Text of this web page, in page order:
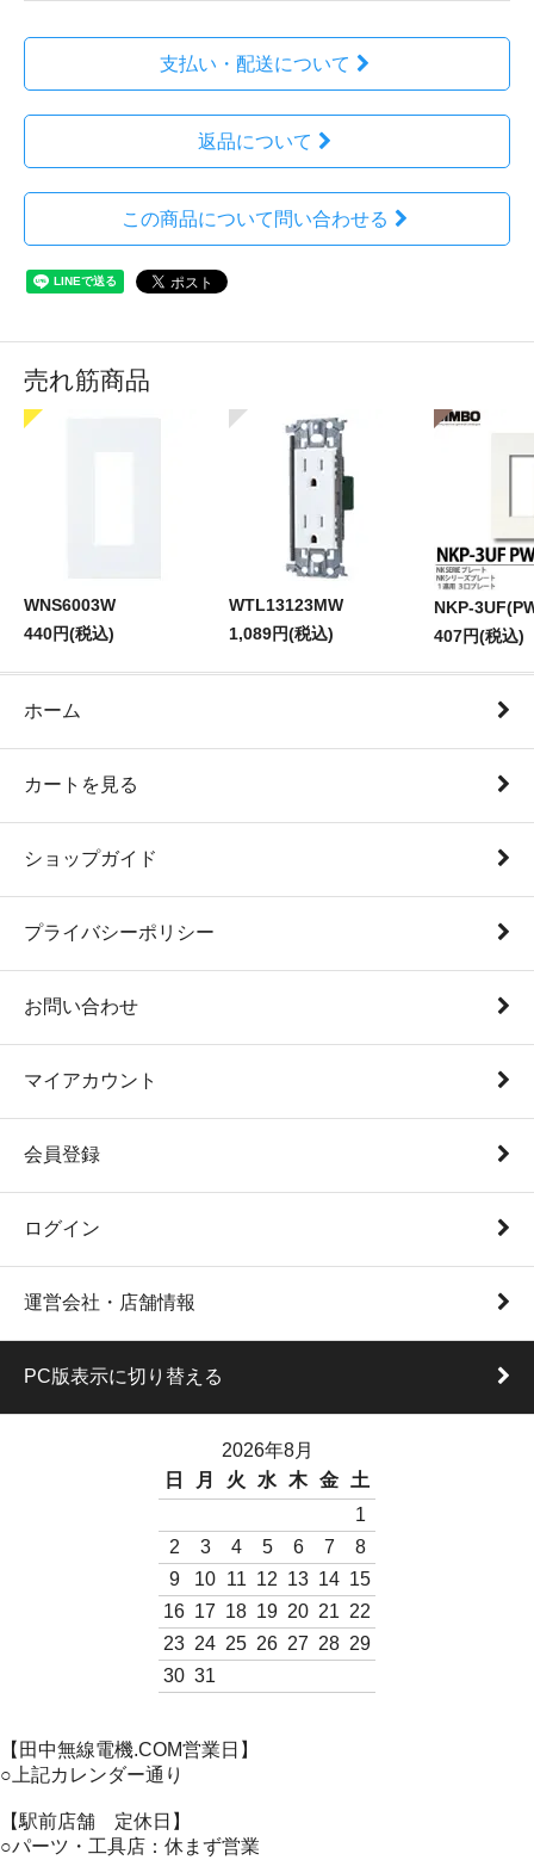
支払い・配送について
返品について
この商品について問い合わせる
売れ筋商品
WNS6003W
440円(税込)
WTL13123MW
1,089円(税込)
NKP-
407円(税込)
ホーム
カートを見る
ショップガイド
プライバシーポリシー
お問い合わせ
マイアカウント
会員登録
ログイン
運営会社・店舗情報
PC版表示に切り替える
2026年8月
日
月 火 水 木 金
土
1
2
3 4 5 6 7
8
9
10 11 12 13 14 15
16 17 18 19 20 21 22
23 24 25 26 27 28 29
30 31
【田中無線電機.COM営業日】
○上記カレンダー通り
【駅前店舗 定休日】
○パーツ・工具店：休まず営業